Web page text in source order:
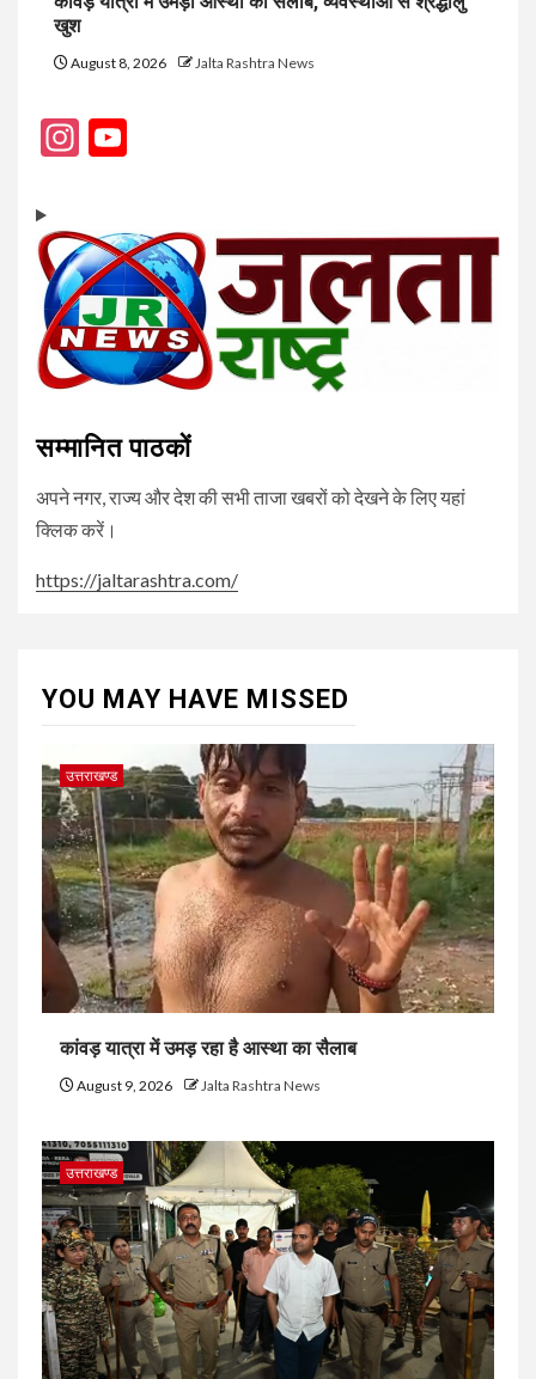
खुश
August 8, 2026 Jalta Rashtra News
Instagram
सम्मानित पाठकों
अपने नगर, राज्य और देश की सभी ताजा खबरों को देखने के लिए यहां
क्लिक करें।
https://jaltarashtra.com/
YOU MAY HAVE MISSED
उत्तराखण्ड
कांवड़ यात्रा में उमड़ रहा है आस्था का सैलाब
August 9, 2026 Jalta Rashtra News
उत्तराखण्ड